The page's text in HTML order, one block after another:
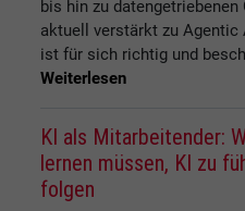
bis hin zu
aktuell verstärkt zu Agentic
ist für sich richtig und
Weiterlesen
KI als Mitarbeitender:
lernen müssen, KI zu
folgen